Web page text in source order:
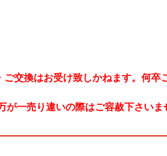
交換はお受け致しかねます。何卒
が一売り違いの際はご容赦下さいま